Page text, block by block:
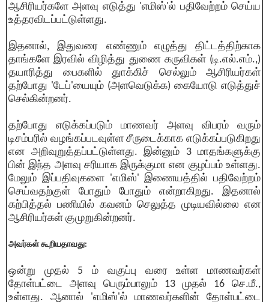
ஆசிரியர்களே அளவு எடுத்து 'எமிஸ்'ல் பதிவேற்றம் செய்ய
உத்தரவிடப்பட்டுள்ளது.
இதனால், இதுவரை எண்ணும் எழுத்து திட்டத்திற்காக
தாங்களே இரவில் விழித்து துணை கருவிகள் (டி.எல்.எம்.,)
தயாரித்து பைகளில் துாக்கிச் செல்லும் ஆசிரியர்கள்
தற்போது 'டேப்'யையும் (அளவெடுக்க) கையோடு எடுத்துச்
செல்கின்றனர்.
தற்போது எடுக்கப்படும் மாணவர் அளவு விபரம் வரும்
டிசம்பரில் வழங்கப்படவுள்ள சீருடைக்காக எடுக்கப்படுகிறது
என அறிவுறுத்தப்பட்டுள்ளது. இன்னும் 3 மாதங்களுக்கு
பின் இந்த அளவு சரியாக இருக்குமா என குழப்பம் உள்ளது.
மேலும் இப்பதிவுகளை 'எமிஸ்' இணையத்தில் பதிவேற்றம்
செய்வதற்குள் போதும் போதும் என்றாகிறது. இதனால்
கற்பித்தல் பணியில் கவனம் செலுத்த முடியவில்லை என
ஆசிரியர்கள் குமுறுகின்றனர்.
அவர்கள் கூறியதாவது:
ஒன்று முதல் 5 ம் வகுப்பு வரை உள்ள மாணவர்கள்
தோள்பட்டை அளவு பெரும்பாலும் 13 முதல் 16 செ.மீ.,
உள்ளது. ஆனால் 'எமிஸ்'ல் மாணவர்களின் தோள்பட்டை